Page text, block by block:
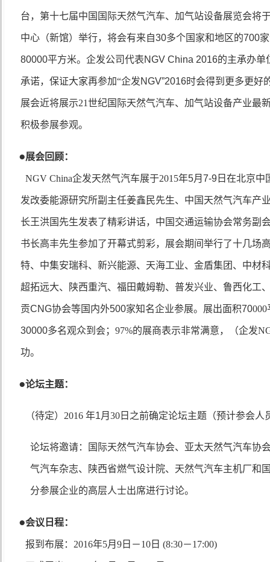
台，第十七届中国国际天然气汽车、加气站设备展览会将
中心（新馆）举行，将会有来自30多个国家和地区的700
80000平方米。企发公司代表NGV China 2016的主承办单
承诺，保证大家再参加“企发NGV”2016时会得到更多更好
展会近将展示21世纪国际天然气汽车、 加气站设备产业最
积极参展参观。
●展会回顾：
NGV China企发天然气汽车展于2015年5月 7-9日在北京中
发改委能源研究所副主任姜鑫民先生、中国天然气汽车产
长王洪国先生发表了精彩讲话，中国交通运输协会常务副
书长高丰先生参加了开幕式剪彩，展会期间举行了十几场
特、中集安瑞科、新兴能源、天海工业、金盾集团、中材
超拓远大、陕西重汽、福田戴姆勒、普发兴业、鲁西化工
贡CNG协会等国内外500家知名企业参展。展出面积70000
30000多名观众到会； 97%的展商表示非常满意，（企发
功。
●论坛主题：
（待定） 2016 年1月 30 日之前确定论坛主题（预计参会人
论坛将邀请：国际天然气汽车协会、亚太天然气汽车协
气汽车杂志、陕西省燃气设计院、天然气汽车主机厂和
分参展企业的高层人士出席进行讨论。
●会议日程：
报到布展：2016年5月9日－10日 (8:30－17:00)